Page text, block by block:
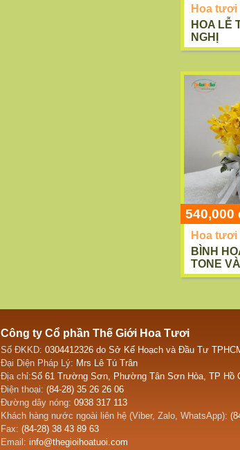
Hoa tươi
HOA LỄ
NGHỊ
Hoa tươi
BÌNH
TONE
540,000
Công ty Cổ phần Thế Giới Hoa Tươi
Số ĐKKD: 0304412326 do Sở Kế Hoạch và Đầu Tư
Đại Diện Pháp Lý: Mrs Lê Tú Trân
Địa chỉ:Số 61 Trường Sơn, Phường Tân Sơn Hòa, TP Hồ
Điện thoại: (84-28) 35 26 26 06
Đường dây nóng: 0938 317 113
Khách hàng nước ngoài liên hệ (Viber, Zalo, WhatsApp):
Fax: (84-28) 38 43 89 63
Email: info@thegioihoatuoi.com